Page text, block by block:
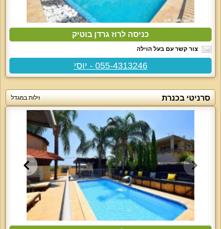
כניסה לרוז גרדן בוטיק
צור קשר עם בעל הוילה
055-4313246 - יוסי
סרניטי בכנרת וילות במגדל